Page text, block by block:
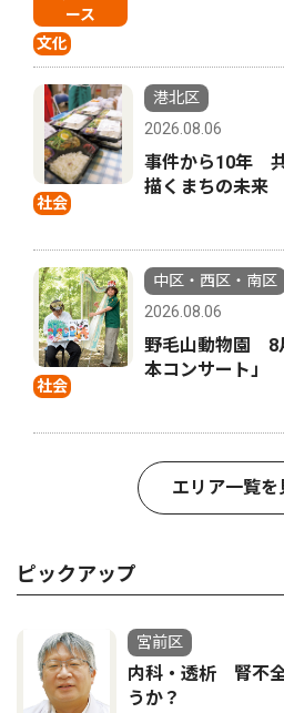
ース
文化
社会
港北区
2026.08.06
事件から10年
描くまちの未来
社会
中区・西区・南区
2026.08.06
野毛山動物園 8
本コンサート」
エリア一覧を
ピックアップ
宮前区
内科・透析 腎不
うか？